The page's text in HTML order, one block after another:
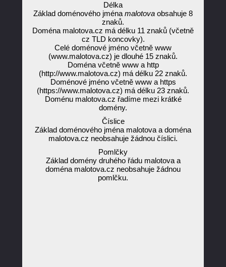
Délka
Základ doménového jména malotova obsahuje 8
znaků.
Doména malotova.cz má délku 11 znaků (včetně
cz TLD koncovky).
Celé doménové jméno včetně www
(www.malotova.cz) je dlouhé 15 znaků.
Doména včetně www a http
(http://www.malotova.cz) má délku 22 znaků.
Doménové jméno včetně www a https
(https://www.malotova.cz) má délku 23 znaků.
Doménu malotova.cz řadíme mezi krátké
domény.
Číslice
Základ doménového jména malotova a doména
malotova.cz neobsahuje žádnou číslici.
Pomlčky
Základ domény druhého řádu malotova a
doména malotova.cz neobsahuje žádnou
pomlčku.